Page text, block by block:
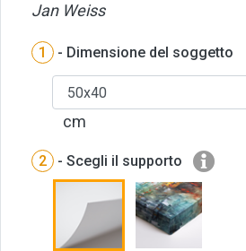
Jan Weiss
1 - Dimensione del soggetto
cm
2 - Scegli il supporto